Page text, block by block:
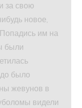
за свою
новое,
Попадись им на
были
было
жевунов в
видели